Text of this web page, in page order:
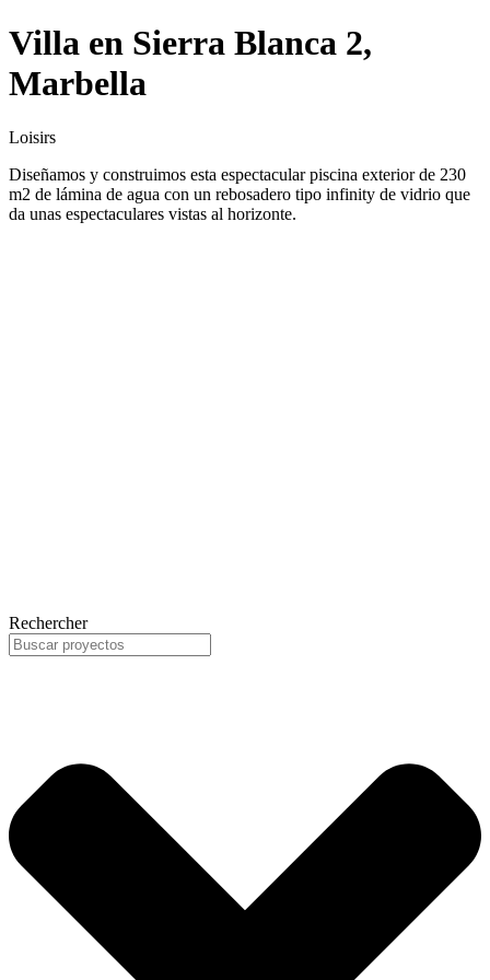
Villa en Sierra Blanca 2,
Marbella
Loisirs
Diseñamos y construimos esta espectacular piscina exterior de 230
m2 de lámina de agua con un rebosadero tipo infinity de vidrio que
da unas espectaculares vistas al horizonte.
Rechercher